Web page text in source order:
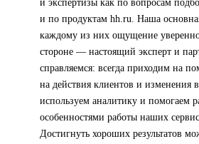
и экспертизы как по вопросам
и по продуктам hh.ru. Наша
каждому из них ощущение
стороне — настоящий эксперт и
справляемся: всегда приходим на
на действия клиентов и изменения
используем аналитику и помогаем
особенностями работы наших
Достигнуть хороших результатов